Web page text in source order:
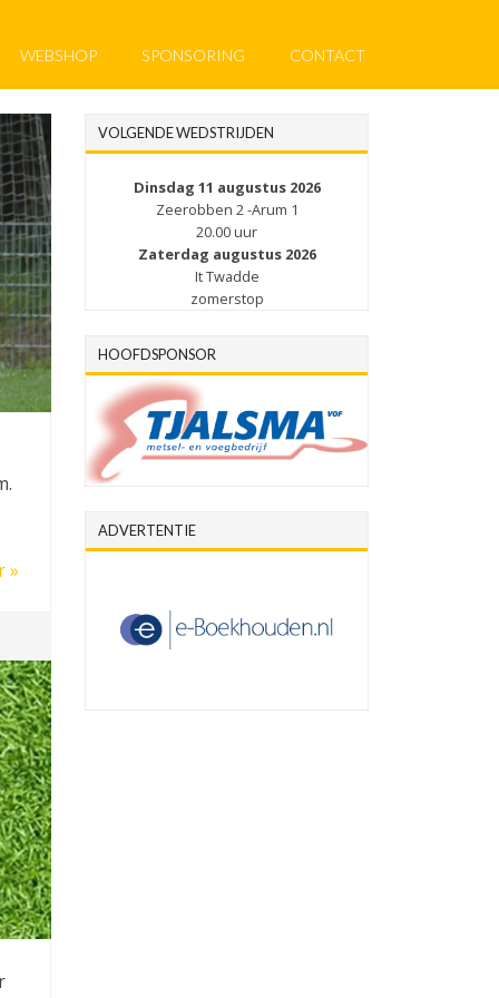
WEBSHOP SPONSORING CONTACT
»
VOLGENDE WEDSTRIJDEN
Dinsdag 11 augustus 2026
Zeerobben 2 -Arum 1
20.00 uur
Zaterdag augustus 2026
It Twadde
zomerstop
HOOFDSPONSOR
ADVERTENTIE